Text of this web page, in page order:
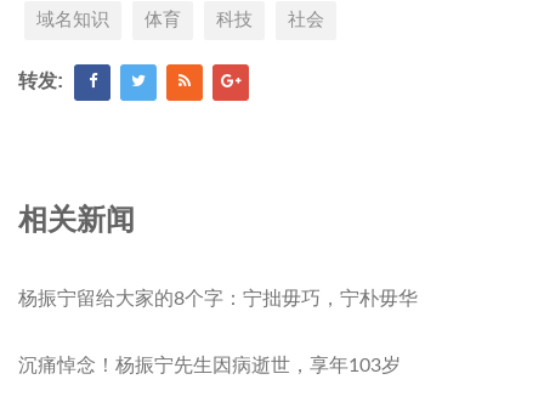
域名知识 体育 科技 社会
转发:
相关新闻
杨振宁留给大家的8个字：宁拙毋巧，宁朴毋华
沉痛悼念！杨振宁先生因病逝世，享年103岁